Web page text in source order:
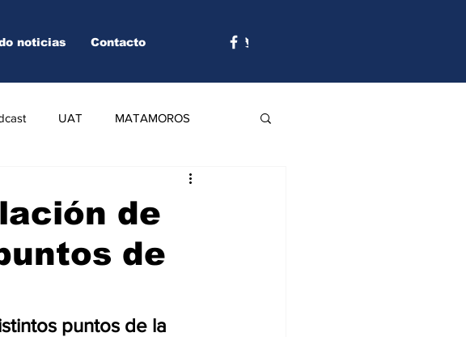
noticias Contacto
UAT MATAMOROS
de
de
puntos de la